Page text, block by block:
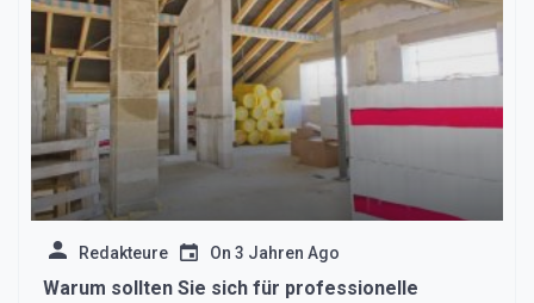
Redakteure On 3 Jahren Ago
Warum sollten Sie sich für professionelle